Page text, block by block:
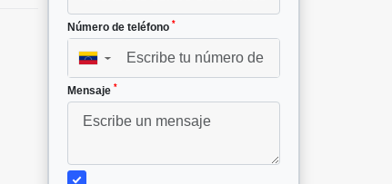
Número de teléfono *
▼
Mensaje *